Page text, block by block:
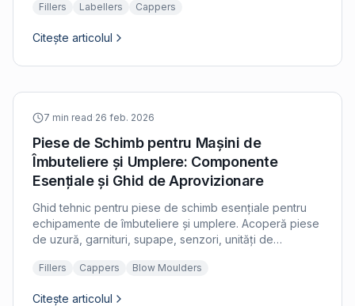
manipulare a gâtului necesare pentru comutarea între
Fillers Labellers Cappers
Citește articolul
7 min read·26 feb. 2026
Piese de Schimb pentru Mașini de
Îmbuteliere și Umplere: Componente
Esențiale și Ghid de Aprovizionare
Ghid tehnic pentru piese de schimb esențiale pentru
echipamente de îmbuteliere și umplere. Acoperă piese
de uzură, garnituri, supape, senzori, unități de
de umplere, mașini de închidere, mașini de etichetare
Fillers Cappers Blow Moulders
Citește articolul